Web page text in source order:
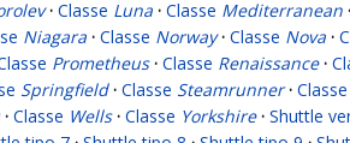
· Classe Luna · Classe Mediterranean ·
Niagara · Classe Norway · Classe Nova ·
Prometheus · Classe Renaissance ·
Springfield · Classe Steamrunner · Classe
· Classe Wells · Classe Yorkshire · Shuttle